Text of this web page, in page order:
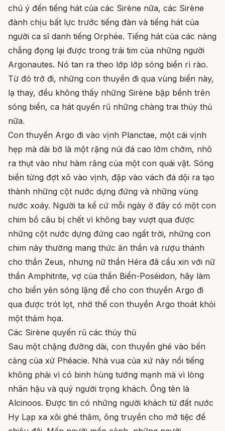
chú ý đến tiếng hát của các Sirène nữa, các Sirène
đành chịu bất lực trước tiếng đàn và tiếng hát của
người ca sĩ danh tiếng Orphée. Tiếng hát của các nàng
chẳng đọng lại được trong trái tim của những người
Argonautes. Nó tan ra theo lớp lớp sóng biển rì rào.
Từ đó trở đi, những con thuyền đi qua vùng biển này,
lạ thay, đều không thấy những Sirène bập bềnh trên
sóng biển, ca hát quyến rũ những chàng trai thủy thủ
nữa.
Con thuyền Argo đi vào vịnh Planctae, một cái vịnh
hẹp mà dải bờ là một rặng núi đá cao lởm chởm, nhô
ra thụt vào như hàm răng của một con quái vật. Sóng
biển từng đợt xô vào vịnh, đập vào vách đá dội ra tạo
thành những cột nước dựng đứng và những vùng
nước xoáy. Người ta kể cứ mỗi ngày ở đây có một con
chim bồ câu bị chết vì không bay vượt qua được
những cột nước dựng đứng cao ngất trời, những con
chim này thường mang thức ăn thần và rượu thánh
cho thần Zeus, nhưng nữ thần Héra đã cầu xin với nữ
thần Amphitrite, vợ của thần Biển-Poséidon, hãy làm
cho biển yên sóng lặng để cho con thuyền Argo đi
qua được trót lọt, nhờ thế con thuyền Argo thoát khỏi
một thảm họa.
Các Sirène quyến rũ các thủy thủ
Sau một chặng đường dài, con thuyền ghé vào bến
cảng của xứ Phéacie. Nhà vua của xứ này nổi tiếng
không phải vì có binh hùng tướng mạnh mà vì lòng
nhân hậu và quý người trọng khách. Ông tên là
Alcinoos. Được tin có những người khách từ đất nước
Hy Lạp xa xôi ghé thăm, ông truyền cho mở tiệc để